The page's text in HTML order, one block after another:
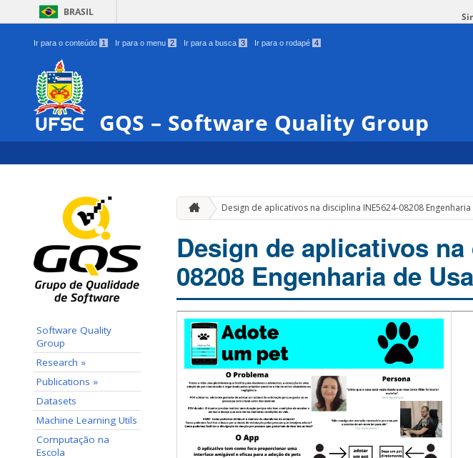
BRASIL
Ir para o conteúdo 1 Ir para o menu 2 Ir para a busca 3 Ir para o rodapé 4
GQS – Software Quality Group
Software Quality
Group
Research »
Publications »
Datasets
Machine Learning Utils
Computação na
Escola
Design de aplicativos na disciplina INE5624-08208
Design de aplicativos
08208 Engenharia de